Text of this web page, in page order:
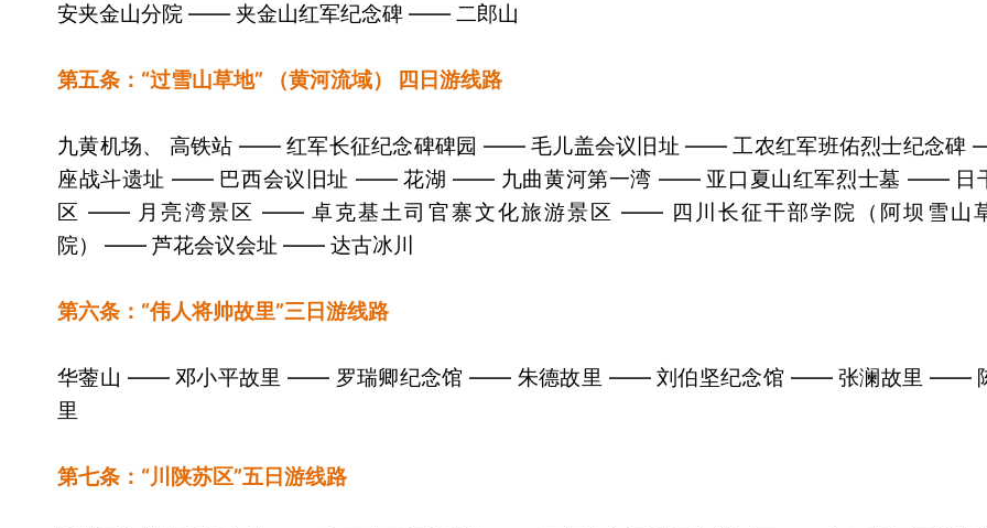
安夹金山分院 —— 夹金山红军纪念碑 —— 二郎山
第五条：“过雪山草地” （黄河流域） 四日游线路
九黄机场、 高铁站 —— 红军长征纪念碑碑园 —— 毛儿盖会议旧址 —— 工农红军班佑烈士纪念碑
座战斗遗址 —— 巴西会议旧址 —— 花湖 —— 九曲黄河第一湾 —— 亚口夏山红军烈士墓 —— 日
区 —— 月亮湾景区 —— 卓克基土司官寨文化旅游景区 —— 四川长征干部学院（阿坝雪山
院） —— 芦花会议会址 —— 达古冰川
第六条：“伟人将帅故里”三日游线路
华蓥山 —— 邓小平故里 —— 罗瑞卿纪念馆 —— 朱德故里 —— 刘伯坚纪念馆 —— 张澜故里 ——
里
第七条：“川陕苏区”五日游线路